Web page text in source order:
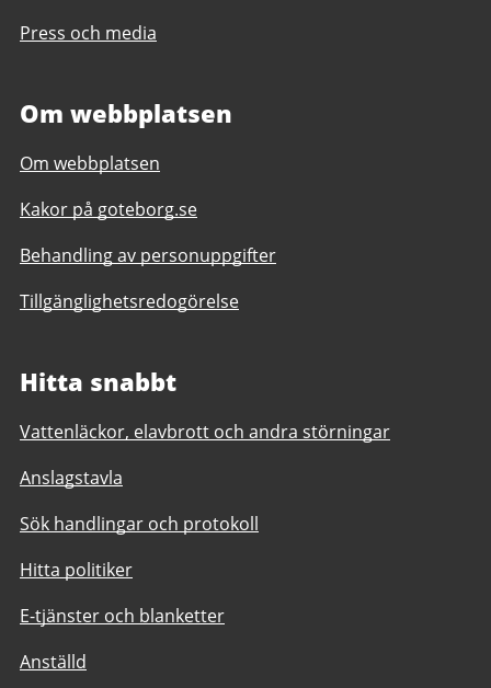
Press och media
Om webbplatsen
Om webbplatsen
Kakor på goteborg.se
Behandling av personuppgifter
Tillgänglighetsredogörelse
Hitta snabbt
Vattenläckor, elavbrott och andra störningar
Anslagstavla
Sök handlingar och protokoll
Hitta politiker
E-tjänster och blanketter
Anställd